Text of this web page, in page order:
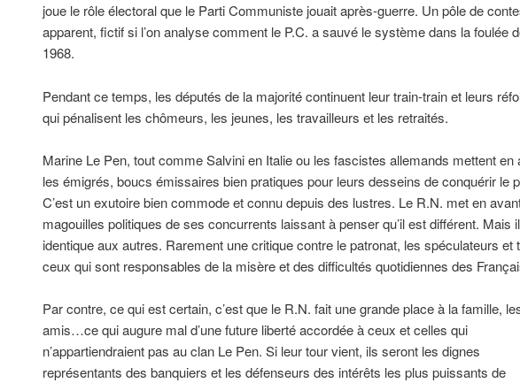
joue le rôle électoral que le Parti Communiste jouait après-guerre. Un pôle de
apparent, fictif si l’on analyse comment le P.C. a sauvé le système dans la foulée
1968.
Pendant ce temps, les députés de la majorité continuent leur train-train et leurs
qui pénalisent les chômeurs, les jeunes, les travailleurs et les retraités.
Marine Le Pen, tout comme Salvini en Italie ou les fascistes allemands mettent en
les émigrés, boucs émissaires bien pratiques pour leurs desseins de conquérir le
C’est un exutoire bien commode et connu depuis des lustres. Le R.N. met en
magouilles politiques de ses concurrents laissant à penser qu’il est différent. Mais
identique aux autres. Rarement une critique contre le patronat, les spéculateurs et
ceux qui sont responsables de la misère et des difficultés quotidiennes des
Par contre, ce qui est certain, c’est que le R.N. fait une grande place à la famille,
amis…ce qui augure mal d’une future liberté accordée à ceux et celles qui
n’appartiendraient pas au clan Le Pen. Si leur tour vient, ils seront les dignes
représentants des banquiers et les défenseurs des intérêts les plus puissants de